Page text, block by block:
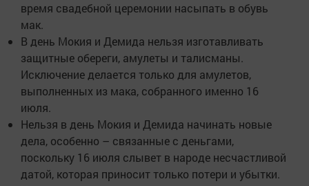
время свадебной церемонии насыпать в обувь
мак.
В день Мокия и Демида нельзя изготавливать
защитные обереги, амулеты и талисманы.
Исключение делается только для амулетов,
выполненных из мака, собранного именно 16
июля.
Нельзя в день Мокия и Демида начинать новые
дела, особенно – связанные с деньгами,
поскольку 16 июля слывет в народе несчастливой
датой, которая приносит только потери и убытки.